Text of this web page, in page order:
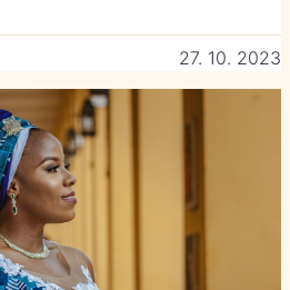
27. 10. 2023